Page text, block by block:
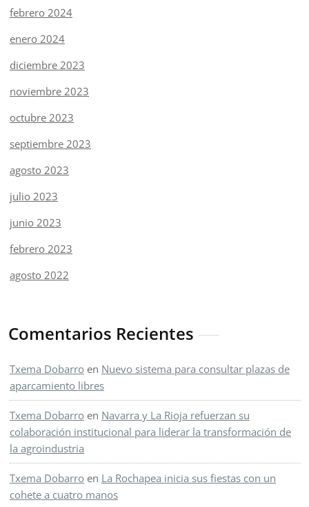
febrero 2024
enero 2024
diciembre 2023
noviembre 2023
octubre 2023
septiembre 2023
agosto 2023
julio 2023
junio 2023
febrero 2023
agosto 2022
Comentarios Recientes
Txema Dobarro en Nuevo sistema para consultar plazas de
aparcamiento libres
Txema Dobarro en Navarra y La Rioja refuerzan su
colaboración institucional para liderar la transformación de
la agroindustria
Txema Dobarro en La Rochapea inicia sus fiestas con un
cohete a cuatro manos